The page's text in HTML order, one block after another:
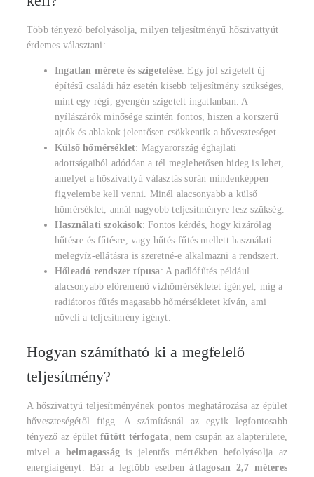
Több tényező befolyásolja, milyen teljesítményű hőszivattyút
érdemes választani:
Ingatlan mérete és szigetelése: Egy jól szigetelt új
építésű családi ház esetén kisebb teljesítmény szükséges,
mint egy régi, gyengén szigetelt ingatlanban. A
nyílászárók minősége szintén fontos, hiszen a korszerű
ajtók és ablakok jelentősen csökkentik a hőveszteséget.
Külső hőmérséklet: Magyarország éghajlati
adottságaiból adódóan a tél meglehetősen hideg is lehet,
amelyet a hőszivattyú választás során mindenképpen
figyelembe kell venni. Minél alacsonyabb a külső
hőmérséklet, annál nagyobb teljesítményre lesz szükség.
Használati szokások: Fontos kérdés, hogy kizárólag
hűtésre és fűtésre, vagy hűtés-fűtés mellett használati
melegvíz-ellátásra is szeretné-e alkalmazni a rendszert.
Hőleadó rendszer típusa: A padlófűtés például
alacsonyabb előremenő vízhőmérsékletet igényel, míg a
radiátoros fűtés magasabb hőmérsékletet kíván, ami
növeli a teljesítmény igényt.
Hogyan számítható ki a megfelelő
teljesítmény?
A hőszivattyú teljesítményének pontos meghatározása az épület
hőveszteségétől függ. A számításnál az egyik legfontosabb
tényező az épületfűtött térfogata, nem csupán az alapterülete,
mivel a belmagasságis jelentős mértékben befolyásolja az
energiaigényt. Bár a legtöbb esetbenátlagosan 2,7 méteres